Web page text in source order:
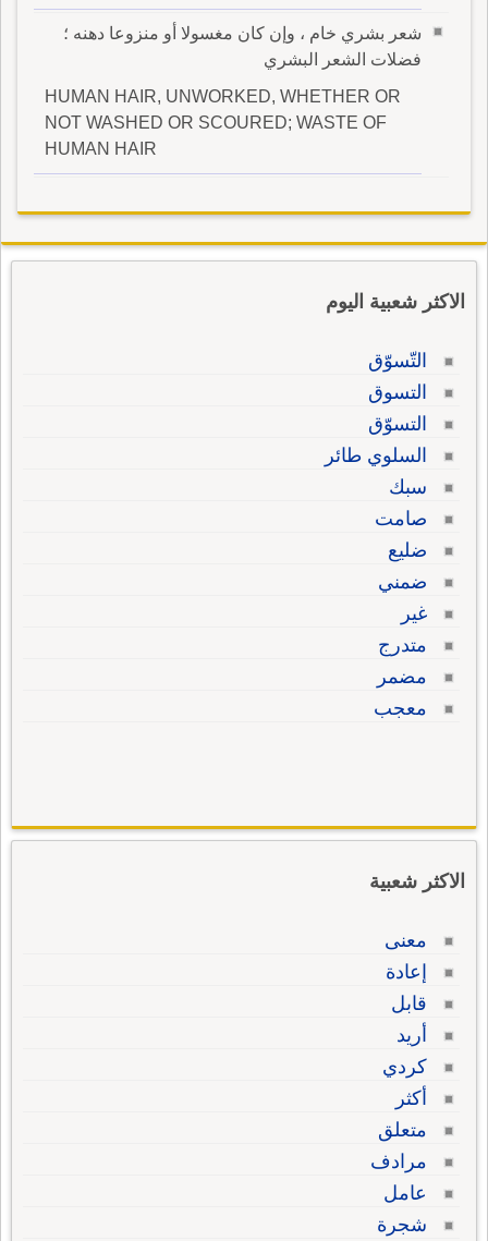
شعر بشري خام ، وإن كان مغسولا أو منزوعا دهنه ؛
فضلات الشعر البشري
HUMAN HAIR, UNWORKED, WHETHER OR
NOT WASHED OR SCOURED; WASTE OF
HUMAN HAIR
الاكثر شعبية اليوم
التّسوّق
التسوق
التسوّق
السلوي طائر
سبك
صامت
ضليع
ضمني
غير
متدرج
مضمر
معجب
الاكثر شعبية
معنى
إعادة
قابل
أريد
كردي
أكثر
متعلق
مرادف
عامل
شجرة